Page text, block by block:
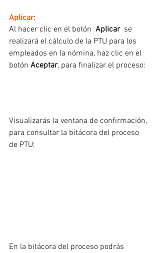
Aplicar:
Al hacer clic en el botón Aplicar
  se
realizará el cálculo de la PTU para los
empleados en la nómina, haz clic en el
botón Aceptar, para finalizar el proceso:
Visualizarás la ventana de confirmación,
para consultar la bitácora del proceso
de PTU:
En la bitácora del proceso podrás